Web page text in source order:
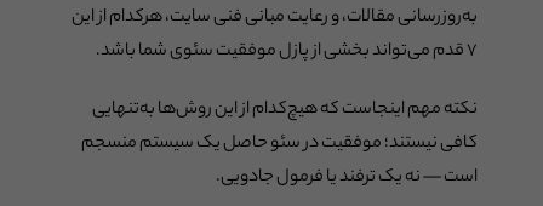
به‌روزرسانی مقالات، و رعایت مبانی فنی سایت، هرکدام از این
۷ قدم می‌تواند بخشی از پازل موفقیت سئوی شما باشد.
نکته مهم اینجاست که هیچ‌کدام از این روش‌ها به‌تنهایی
کافی نیستند؛ موفقیت در سئو حاصل یک سیستم منسجم
است — نه یک ترفند یا فرمول جادویی.